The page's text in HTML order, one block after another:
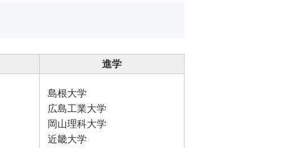
進学
島根大学
広島工業大学
岡山理科大学
近畿大学